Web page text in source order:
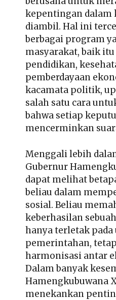
kepentingan dalam
diambil. Hal ini
berbagai program
masyarakat, baik
pendidikan,
pemberdayaan
kacamata politik,
salah satu cara
bahwa setiap
mencerminkan
Menggali lebih
Gubernur
dapat melihat
beliau dalam
sosial. Beliau
keberhasilan
hanya terletak
pemerintahan,
harmonisasi antar
Dalam banyak
Hamengkubuwana
menekankan